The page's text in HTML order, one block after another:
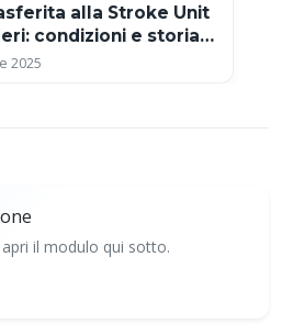
alla Stroke Unit
condizioni e storia
2025
il modulo qui sotto.